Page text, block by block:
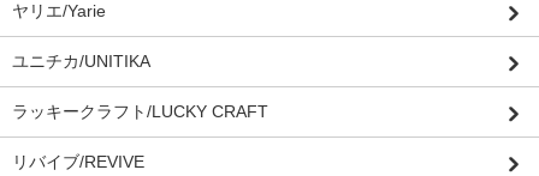
ヤリエ/Yarie
ユニチカ/UNITIKA
ラッキークラフト/LUCKY CRAFT
リバイブ/REVIVE